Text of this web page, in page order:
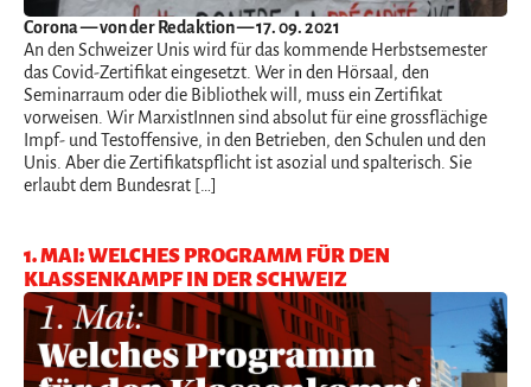
Corona— von der Redaktion — 17. 09. 2021
An den Schweizer Unis wird für das kommende Herbstsemester
das Covid-Zertifikat eingesetzt. Wer in den Hörsaal, den
Seminarraum oder die Bibliothek will, muss ein Zertifikat
vorweisen. Wir MarxistInnen sind absolut für eine grossflächige
Impf- und Testoffensive, in den Betrieben, den Schulen und den
Unis. Aber die Zertifikatspflicht ist asozial und spalterisch. Sie
erlaubt dem Bundesrat […]
1. MAI: WELCHES PROGRAMM FÜR DEN
KLASSENKAMPF IN DER SCHWEIZ